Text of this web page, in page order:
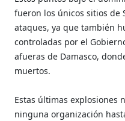
fueron los únicos sitios de
ataques, ya que también
controladas por el
afueras de Damasco,
muertos.
Estas últimas explosiones
ninguna organización